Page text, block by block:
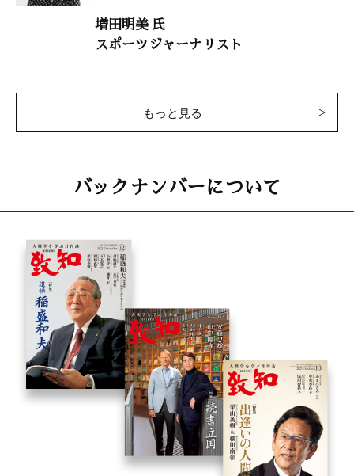
増田明美 氏
スポーツジャーナリスト
もっと見る
バックナンバーについて